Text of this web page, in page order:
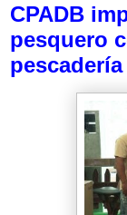
CPADB
pesquero